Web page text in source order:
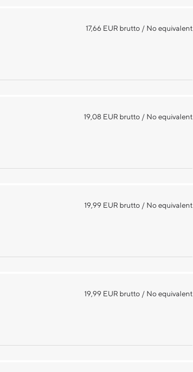
17,66 EUR brutto / No equivalent
19,08 EUR brutto / No equivalent
19,99 EUR brutto / No equivalent
19,99 EUR brutto / No equivalent